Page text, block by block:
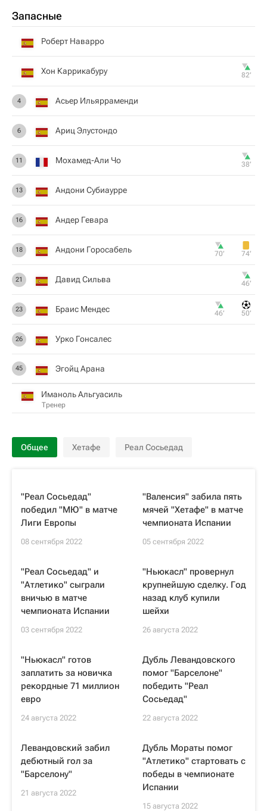
Запасные
Роберт Наварро
Хон Каррикабуру 82‎’‎
4 Асьер Ильярраменди
6 Ариц Элустондо
11 Мохамед-Али Чо 38‎’‎
13 Андони Субиаурре
16 Андер Гевара
18 Андони Горосабель 70‎’‎ 74‎’‎
21 Давид Сильва 46‎’‎
23 Браис Мендес 46‎’‎ 50‎’‎
26 Урко Гонсалес
45 Эгойц Арана
Иманоль Альгуасиль
Тренер
Общее Хетафе Реал Сосьедад
"Реал Сосьедад"
победил "МЮ" в матче
Лиги Европы
08 сентября 2022
"Валенсия" забила пять
мячей "Хетафе" в матче
чемпионата Испании
05 сентября 2022
"Реал Сосьедад" и
"Атлетико" сыграли
вничью в матче
чемпионата Испании
03 сентября 2022
"Ньюкасл" провернул
крупнейшую сделку. Год
назад клуб купили
шейхи
26 августа 2022
"Ньюкасл" готов
заплатить за новичка
рекордные 71 миллион
евро
24 августа 2022
Дубль Левандовского
помог "Барселоне"
победить "Реал
Сосьедад"
22 августа 2022
Левандовский забил
дебютный гол за
"Барселону"
21 августа 2022
Дубль Мораты помог
"Атлетико" стартовать с
победы в чемпионате
Испании
15 августа 2022